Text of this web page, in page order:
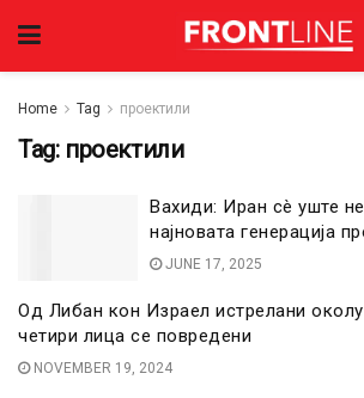
Home Tag проектили
Tag: проектили
Вахиди: Иран сè уште
најновата генерација
JUNE 17, 2025
Од Либан кон Израел истрелани
четири лица се повредени
NOVEMBER 19, 2024